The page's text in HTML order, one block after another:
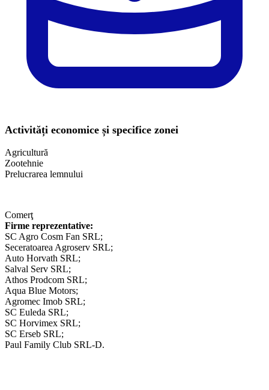
Activități economice și specifice zonei
Agricultură
Zootehnie
Prelucrarea lemnului
Comerţ
Firme reprezentative:
SC Agro Cosm Fan SRL;
Seceratoarea Agroserv SRL;
Auto Horvath SRL;
Salval Serv SRL;
Athos Prodcom SRL;
Aqua Blue Motors;
Agromec Imob SRL;
SC Euleda SRL;
SC Horvimex SRL;
SC Erseb SRL;
Paul Family Club SRL-D.